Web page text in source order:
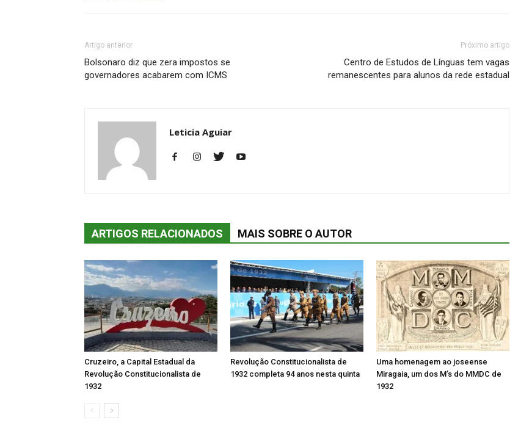
Artigo anterior
Bolsonaro diz que zera impostos se
governadores acabarem com ICMS
Próximo artigo
Centro de Estudos de Línguas tem vagas
remanescentes para alunos da rede estadual
Leticia Aguiar
ARTIGOS RELACIONADOS MAIS SOBRE O AUTOR
Cruzeiro, a Capital Estadual da
Revolução Constitucionalista de
1932
Revolução Constitucionalista de
1932 completa 94 anos nesta quinta
Uma homenagem ao joseense
Miragaia, um dos M’s do MMDC de
1932